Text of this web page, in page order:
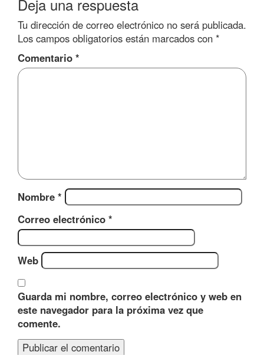
Deja una respuesta
Tu dirección de correo electrónico no será publicada.
Los campos obligatorios están marcados con *
Comentario *
Nombre *
Correo electrónico *
Web
Guarda mi nombre, correo electrónico y web en
este navegador para la próxima vez que
comente.